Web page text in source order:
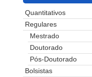
Quantitativos
Regulares
Mestrado
Doutorado
Pós-Doutorado
Bolsistas